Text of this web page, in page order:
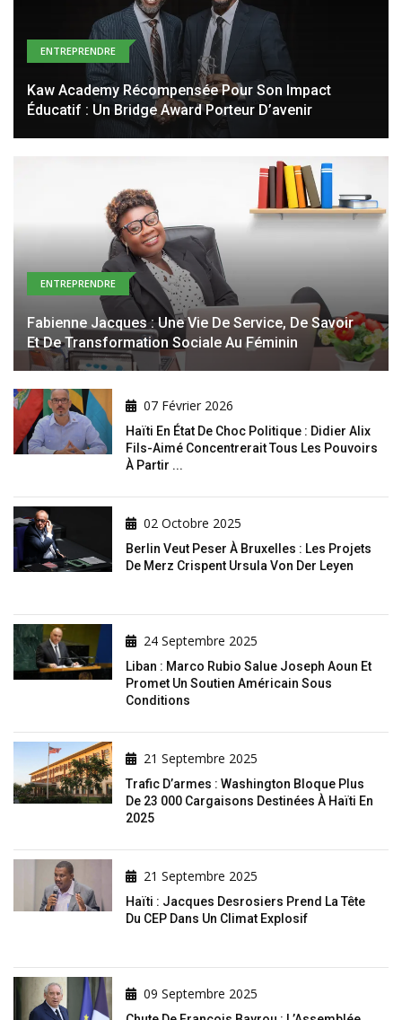
ENTREPRENDRE
Kaw Academy Récompensée Pour Son Impact
Éducatif : Un Bridge Award Porteur D’avenir
ENTREPRENDRE
Fabienne Jacques : Une Vie De Service, De Savoir
Et De Transformation Sociale Au Féminin
07 Février 2026
Haïti En État De Choc Politique : Didier Alix
Fils-Aimé Concentrerait Tous Les Pouvoirs
À Partir ...
02 Octobre 2025
Berlin Veut Peser À Bruxelles : Les Projets
De Merz Crispent Ursula Von Der Leyen
24 Septembre 2025
Liban : Marco Rubio Salue Joseph Aoun Et
Promet Un Soutien Américain Sous
Conditions
21 Septembre 2025
Trafic D’armes : Washington Bloque Plus
De 23 000 Cargaisons Destinées À Haïti En
2025
21 Septembre 2025
Haïti : Jacques Desrosiers Prend La Tête
Du CEP Dans Un Climat Explosif
09 Septembre 2025